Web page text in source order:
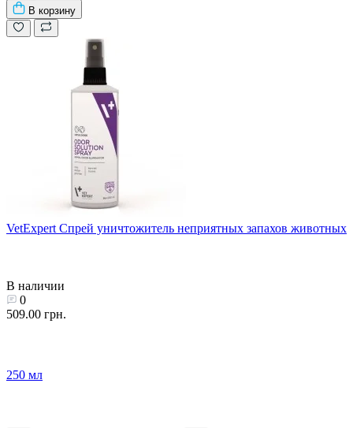
В корзину
VetExpert Спрей уничтожитель неприятных запахов животных
В наличии
0
509.00 грн.
250 мл